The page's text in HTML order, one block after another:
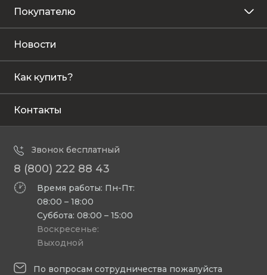
Покупателю
Новости
Как купить?
Контакты
Звонок бесплатный
8 (800) 222 88 43
Время работы: Пн-Пт:
08:00 – 18:00
Суббота: 08:00 – 15:00
Воскресенье:
Выходной
По вопросам сотрудничества пожалуйста